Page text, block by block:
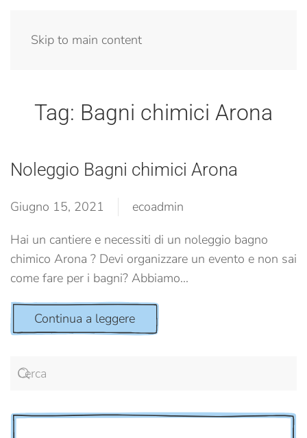
Skip to main content
Tag: Bagni chimici Arona
Noleggio Bagni chimici Arona
Giugno 15, 2021
ecoadmin
Hai un cantiere e necessiti di un noleggio bagno
chimico Arona ? Devi organizzare un evento e non sai
come fare per i bagni? Abbiamo...
Continua a leggere